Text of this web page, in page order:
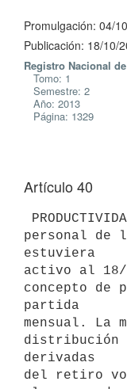
Promulgación: 04/
Publicación: 18/10/
Registro Nacional
Tomo: 1
Semestre: 2
Año: 2013
Página: 1329
Artículo 40
personal de
estuviera
activo al
concepto de
partida
mensual. La
distribución
derivadas
del retiro